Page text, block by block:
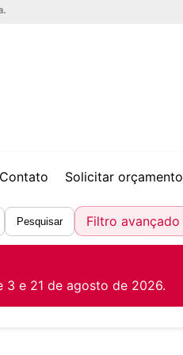
Contato Solicitar orçamento
Pesquisar Filtro avançado
3 e 21 de agosto de 2026.